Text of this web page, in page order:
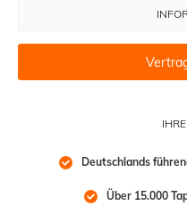
Deutschlands
Über 15.000